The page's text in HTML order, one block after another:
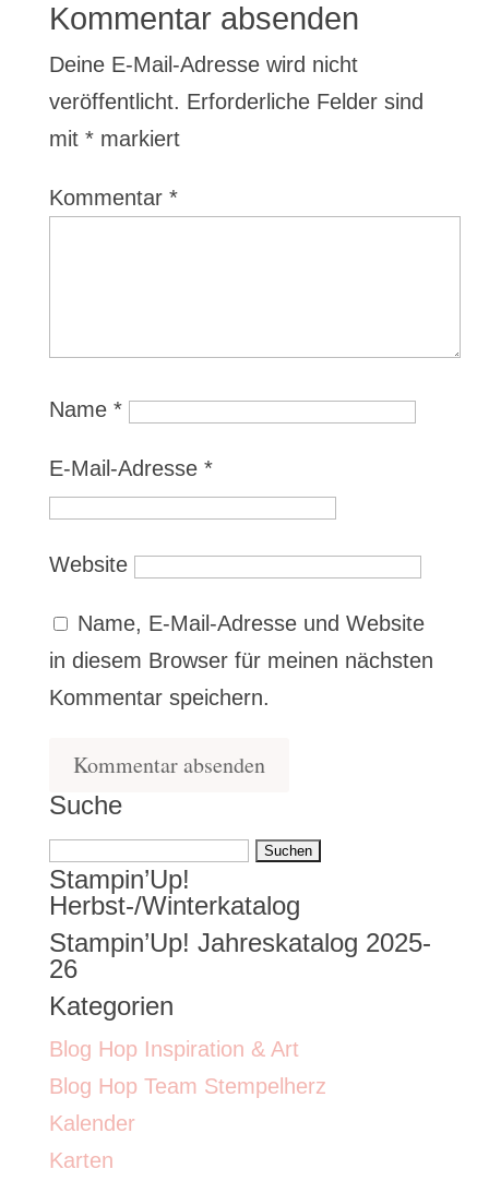
Kommentar absenden
Deine E-Mail-Adresse wird nicht
veröffentlicht. Erforderliche Felder sind
mit *markiert
Kommentar *
Name *
E-Mail-Adresse *
Website
Name, E-Mail-Adresse und Website
in diesem Browser für meinen nächsten
Kommentar speichern.
Suche
Suchen
nach:
Stampin’Up!
Herbst-/Winterkatalog
Stampin’Up! Jahreskatalog 2025-
26
Kategorien
Blog Hop Inspiration & Art
Blog Hop Team Stempelherz
Kalender
Karten